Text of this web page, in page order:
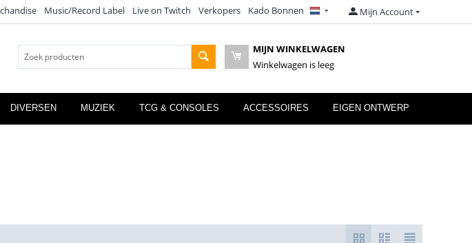
Mijn Account
Music/Record Label Live on Twitch Verkopers Kado Bonnen
MIJN WINKELWAGEN
Winkelwagen is leeg
DIVERSEN MUZIEK TCG & CONSOLES ACCESSOIRES EIGEN ONTWERP